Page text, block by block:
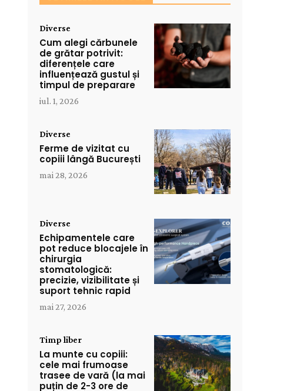
Diverse
Cum alegi cărbunele
de grătar potrivit:
diferențele care
influențează gustul și
timpul de preparare
iul. 1, 2026
Diverse
Ferme de vizitat cu
copiii lângă București
mai 28, 2026
Diverse
Echipamentele care
pot reduce blocajele în
chirurgia
stomatologică:
precizie, vizibilitate și
suport tehnic rapid
mai 27, 2026
Timp liber
La munte cu copiii:
cele mai frumoase
trasee de vară (la mai
puțin de 2-3 ore de